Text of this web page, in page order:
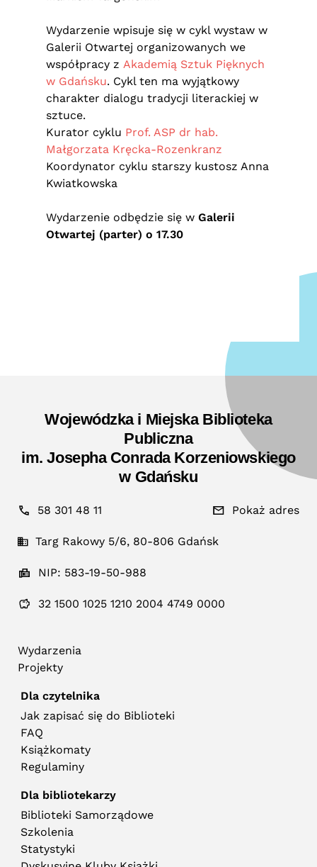
Wydarzenie wpisuje się w cykl wystaw w
Galerii Otwartej organizowanych we
współpracy z Akademią Sztuk Pięknych
w Gdańsku. Cykl ten ma wyjątkowy
charakter dialogu tradycji literackiej w
sztuce.
Kurator cyklu Prof. ASP dr hab.
Małgorzata Kręcka-Rozenkranz
Koordynator cyklu starszy kustosz Anna
Kwiatkowska
Wydarzenie odbędzie się w Galerii
Otwartej (parter) o 17.30
Wojewódzka i Miejska Biblioteka
Publiczna
im. Josepha Conrada Korzeniowskiego
w Gdańsku
58 301 48 11 Pokaż adres
Targ Rakowy 5/6, 80-806 Gdańsk
NIP: 583-19-50-988
32 1500 1025 1210 2004 4749 0000
Wydarzenia
Projekty
Dla czytelnika
Jak zapisać się do Biblioteki
FAQ
Książkomaty
Regulaminy
Dla bibliotekarzy
Biblioteki Samorządowe
Szkolenia
Statystyki